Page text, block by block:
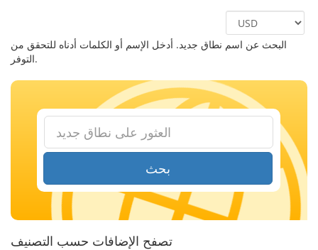
البحث عن اسم نطاق جديد. أدخل الإسم أو الكلمات أدناه للتحقق من
التوفر.
بحث
تصفح الإضافات حسب التصنيف